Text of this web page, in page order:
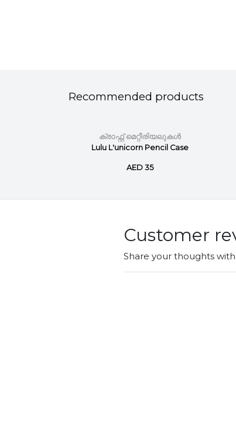
Recommended products
ക്രാഫ്റ്റ് മെറ്റീരിയലുകൾ
Lulu L'unicorn Pencil Case
AED 35
Customer
Share your thoughts